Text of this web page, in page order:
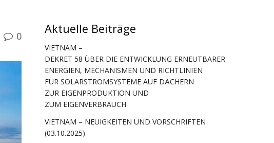
0
Aktuelle Beiträge
VIETNAM –
DEKRET 58 ÜBER DIE ENTWICKLUNG ERNEUTBARER
ENERGIEN, MECHANISMEN UND RICHTLINIEN
FÜR SOLARSTROMSYSTEME AUF DÄCHERN
ZUR EIGENPRODUKTION UND
ZUM EIGENVERBRAUCH
VIETNAM – NEUIGKEITEN UND VORSCHRIFTEN
(03.10.2025)